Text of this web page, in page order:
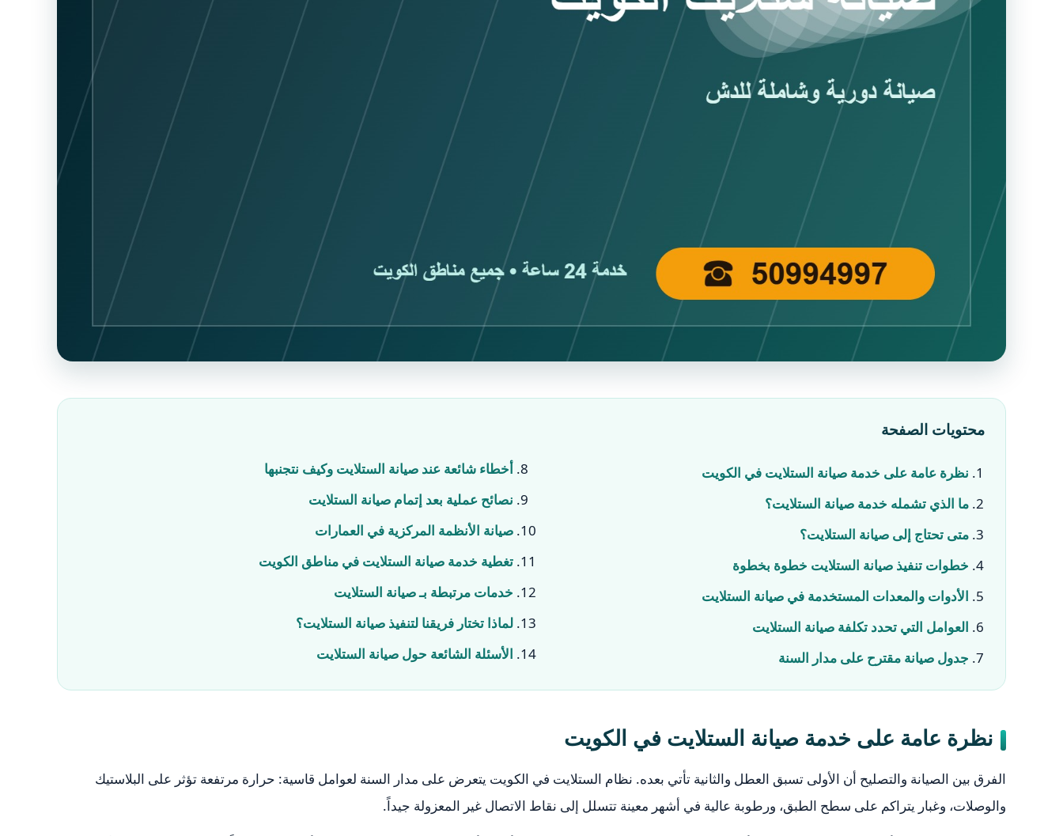
محتويات الصفحة
نظرة عامة على خدمة صيانة الستلايت في الكويت
ما الذي تشمله خدمة صيانة الستلايت؟
متى تحتاج إلى صيانة الستلايت؟
خطوات تنفيذ صيانة الستلايت خطوة بخطوة
الأدوات والمعدات المستخدمة في صيانة الستلايت
العوامل التي تحدد تكلفة صيانة الستلايت
جدول صيانة مقترح على مدار السنة
أخطاء شائعة عند صيانة الستلايت وكيف نتجنبها
نصائح عملية بعد إتمام صيانة الستلايت
صيانة الأنظمة المركزية في العمارات
تغطية خدمة صيانة الستلايت في مناطق الكويت
خدمات مرتبطة بـ صيانة الستلايت
لماذا تختار فريقنا لتنفيذ صيانة الستلايت؟
الأسئلة الشائعة حول صيانة الستلايت
نظرة عامة على خدمة صيانة الستلايت في الكويت
الفرق بين الصيانة والتصليح أن الأولى تسبق العطل والثانية تأتي بعده. نظام الستلايت في الكويت يتعرض على مدار السنة لعوامل قاسية: حرارة مرتفعة تؤثر على البلاستيك
والوصلات، وغبار يتراكم على سطح الطبق، ورطوبة عالية في أشهر معينة تتسلل إلى نقاط الاتصال غير المعزولة جيداً.